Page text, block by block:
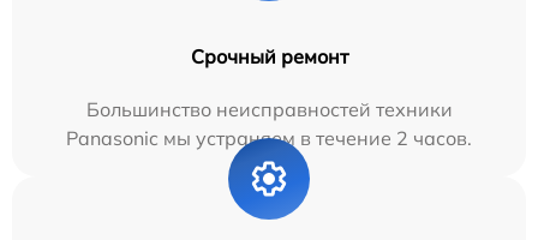
Срочный ремонт
Большинство неисправностей техники
Panasonic мы устраняем в течение 2 часов.